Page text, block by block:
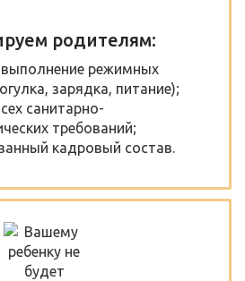
родителям:
выполнение режимных
зарядка, питание);
санитарно-
требований;
кадровый состав.